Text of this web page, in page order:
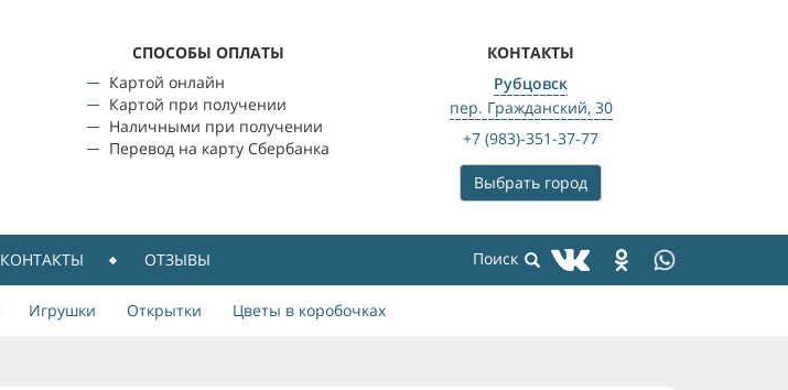
CПОСОБЫ ОПЛАТЫ
Картой онлайн
Картой при получении
Наличными при получении
Перевод на карту Сбербанка
КОНТАКТЫ
Рубцовск
пер. Гражданский, 30
+7 (983)-351-37-77
Выбрать город
КОНТАКТЫ ОТЗЫВЫ
Игрушки Открытки Цветы в коробочках